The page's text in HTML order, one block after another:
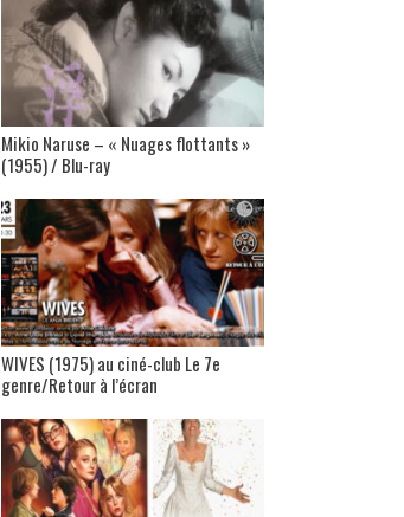
Mikio Naruse – « Nuages flottants »
(1955) / Blu-ray
WIVES (1975) au ciné-club Le 7e
genre/Retour à l’écran